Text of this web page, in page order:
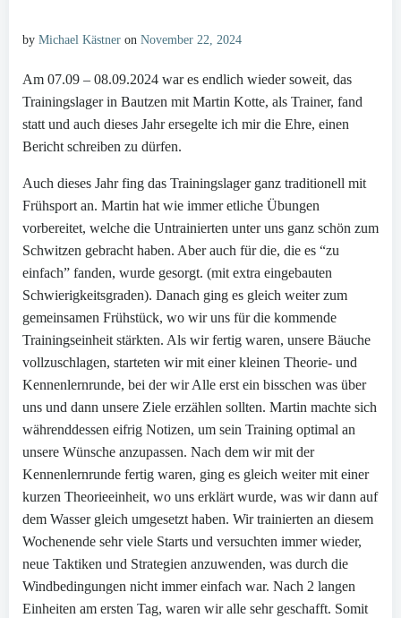
by Michael Kästner on November 22, 2024
Am 07.09 – 08.09.2024 war es endlich wieder soweit, das
Trainingslager in Bautzen mit Martin Kotte, als Trainer, fand
statt und auch dieses Jahr ersegelte ich mir die Ehre, einen
Bericht schreiben zu dürfen.
Auch dieses Jahr fing das Trainingslager ganz traditionell mit
Frühsport an. Martin hat wie immer etliche Übungen
vorbereitet, welche die Untrainierten unter uns ganz schön zum
Schwitzen gebracht haben. Aber auch für die, die es “zu
einfach” fanden, wurde gesorgt. (mit extra eingebauten
Schwierigkeitsgraden). Danach ging es gleich weiter zum
gemeinsamen Frühstück, wo wir uns für die kommende
Trainingseinheit stärkten. Als wir fertig waren, unsere Bäuche
vollzuschlagen, starteten wir mit einer kleinen Theorie- und
Kennenlernrunde, bei der wir Alle erst ein bisschen was über
uns und dann unsere Ziele erzählen sollten. Martin machte sich
währenddessen eifrig Notizen, um sein Training optimal an
unsere Wünsche anzupassen. Nach dem wir mit der
Kennenlernrunde fertig waren, ging es gleich weiter mit einer
kurzen Theorieeinheit, wo uns erklärt wurde, was wir dann auf
dem Wasser gleich umgesetzt haben. Wir trainierten an diesem
Wochenende sehr viele Starts und versuchten immer wieder,
neue Taktiken und Strategien anzuwenden, was durch die
Windbedingungen nicht immer einfach war. Nach 2 langen
Einheiten am ersten Tag, waren wir alle sehr geschafft. Somit